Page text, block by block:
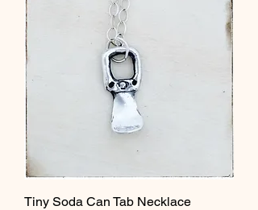
Tiny Soda Can Tab Necklace